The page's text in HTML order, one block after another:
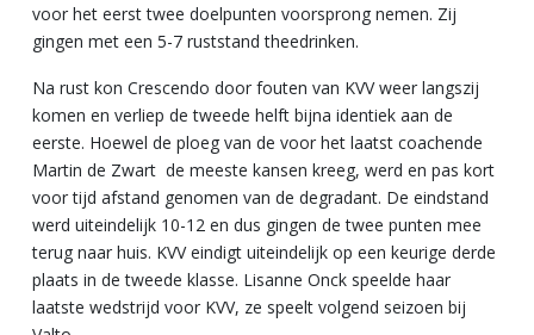
voor het eerst twee doelpunten voorsprong nemen. Zij
gingen met een 5-7 ruststand theedrinken.
Na rust kon Crescendo door fouten van KVV weer langszij
komen en verliep de tweede helft bijna identiek aan de
eerste. Hoewel de ploeg van de voor het laatst coachende
Martin de Zwart de meeste kansen kreeg, werd en pas kort
voor tijd afstand genomen van de degradant. De eindstand
werd uiteindelijk 10-12 en dus gingen de twee punten mee
terug naar huis. KVV eindigt uiteindelijk op een keurige derde
plaats in de tweede klasse. Lisanne Onck speelde haar
laatste wedstrijd voor KVV, ze speelt volgend seizoen bij